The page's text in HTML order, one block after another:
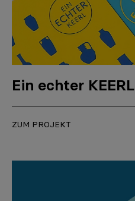
Ein echter KEERL
ZUM PROJEKT